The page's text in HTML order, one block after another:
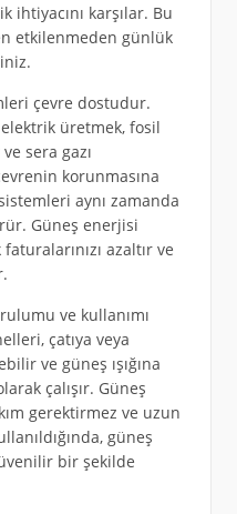
ihtiyacını karşılar. Bu
etkilenmeden günlük
çevre dostudur.
üretmek, fosil
sera gazı
korunmasına
aynı zamanda
Güneş enerjisi
azaltır ve
ve kullanımı
çatıya veya
ve güneş ışığına
çalışır. Güneş
gerektirmez ve uzun
güneş
bir şekilde